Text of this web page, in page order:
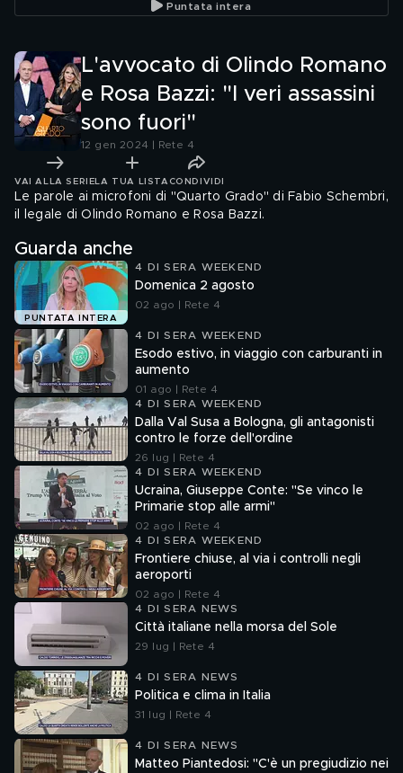
Puntata intera
L'avvocato di Olindo Romano
e Rosa Bazzi: "I veri assassini
sono fuori"
12 gen 2024 | Rete 4
VAI ALLA SERIE LA TUA LISTA CONDIVIDI
Le parole ai microfoni di "Quarto Grado" di Fabio Schembri,
il legale di Olindo Romano e Rosa Bazzi.
Guarda anche
PUNTATA INTERA
4 DI SERA WEEKEND
Domenica 2 agosto
02 ago | Rete 4
4 DI SERA WEEKEND
Esodo estivo, in viaggio con carburanti in
aumento
01 ago | Rete 4
4 DI SERA WEEKEND
Dalla Val Susa a Bologna, gli antagonisti
contro le forze dell'ordine
26 lug | Rete 4
4 DI SERA WEEKEND
Ucraina, Giuseppe Conte: "Se vinco le
Primarie stop alle armi"
02 ago | Rete 4
4 DI SERA WEEKEND
Frontiere chiuse, al via i controlli negli
aeroporti
02 ago | Rete 4
4 DI SERA NEWS
Città italiane nella morsa del Sole
29 lug | Rete 4
4 DI SERA NEWS
Politica e clima in Italia
31 lug | Rete 4
4 DI SERA NEWS
Matteo Piantedosi: "C'è un pregiudizio nei